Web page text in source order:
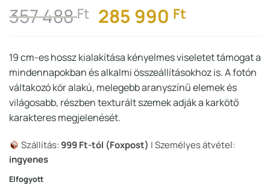
357 488Ft Original
was:
357
488 Ft.
285 990 Ft
is:
285
990 Ft.
19 cm-es hossz kialakítása kényelmes viseletet támogat a
mindennapokban és alkalmi összeállításokhoz is. A fotón
váltakozó kör alakú, melegebb aranyszínű elemek és
világosabb, részben texturált szemek adják a karkötő
karakteres megjelenését.
Szállítás:999 Ft-tól (Foxpost) | Személyes átvétel:
ingyenes
Elfogyott